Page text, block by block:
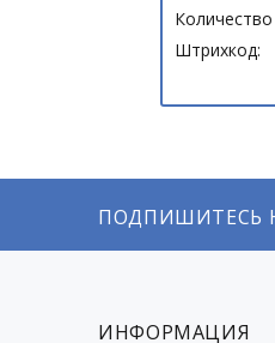
Штрихкод:
ПОДПИШИТЕСЬ
ИНФОРМАЦИЯ